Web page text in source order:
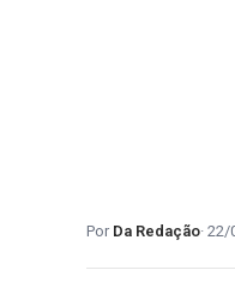
Da Redação 22/